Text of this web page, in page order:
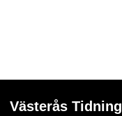
Västerås Tidning